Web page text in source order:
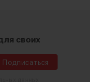
своих
Подписаться